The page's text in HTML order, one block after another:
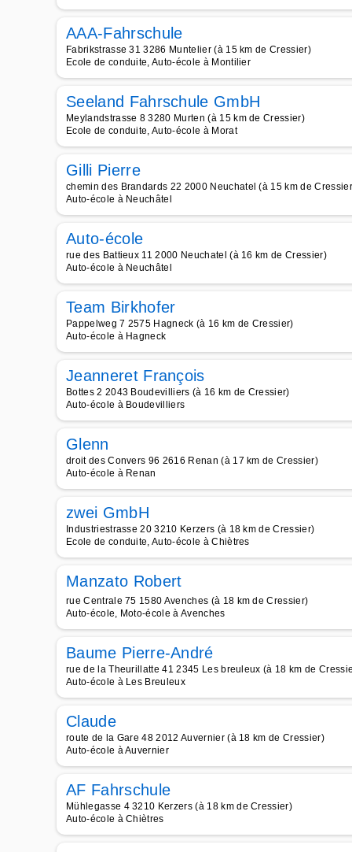
AAA-Fahrschule
Fabrikstrasse 31 3286 Muntelier (à 15 km de Cressier)
Ecole de conduite, Auto-école à Montilier
Seeland Fahrschule GmbH
Meylandstrasse 8 3280 Murten (à 15 km de Cressier)
Ecole de conduite, Auto-école à Morat
Gilli Pierre
chemin des Brandards 22 2000 Neuchatel (à 15 km de
Auto-école à Neuchâtel
Auto-école
rue des Battieux 11 2000 Neuchatel (à 16 km de Cressier)
Auto-école à Neuchâtel
Team Birkhofer
Pappelweg 7 2575 Hagneck (à 16 km de Cressier)
Auto-école à Hagneck
Jeanneret François
Bottes 2 2043 Boudevilliers (à 16 km de Cressier)
Auto-école à Boudevilliers
Glenn
droit des Convers 96 2616 Renan (à 17 km de Cressier)
Auto-école à Renan
zwei GmbH
Industriestrasse 20 3210 Kerzers (à 18 km de Cressier)
Ecole de conduite, Auto-école à Chiètres
Manzato Robert
rue Centrale 75 1580 Avenches (à 18 km de Cressier)
Auto-école, Moto-école à Avenches
Baume Pierre-André
rue de la Theurillatte 41 2345 Les breuleux (à 18 km de
Auto-école à Les Breuleux
Claude
route de la Gare 48 2012 Auvernier (à 18 km de Cressier)
Auto-école à Auvernier
AF Fahrschule
Mühlegasse 4 3210 Kerzers (à 18 km de Cressier)
Auto-école à Chiètres